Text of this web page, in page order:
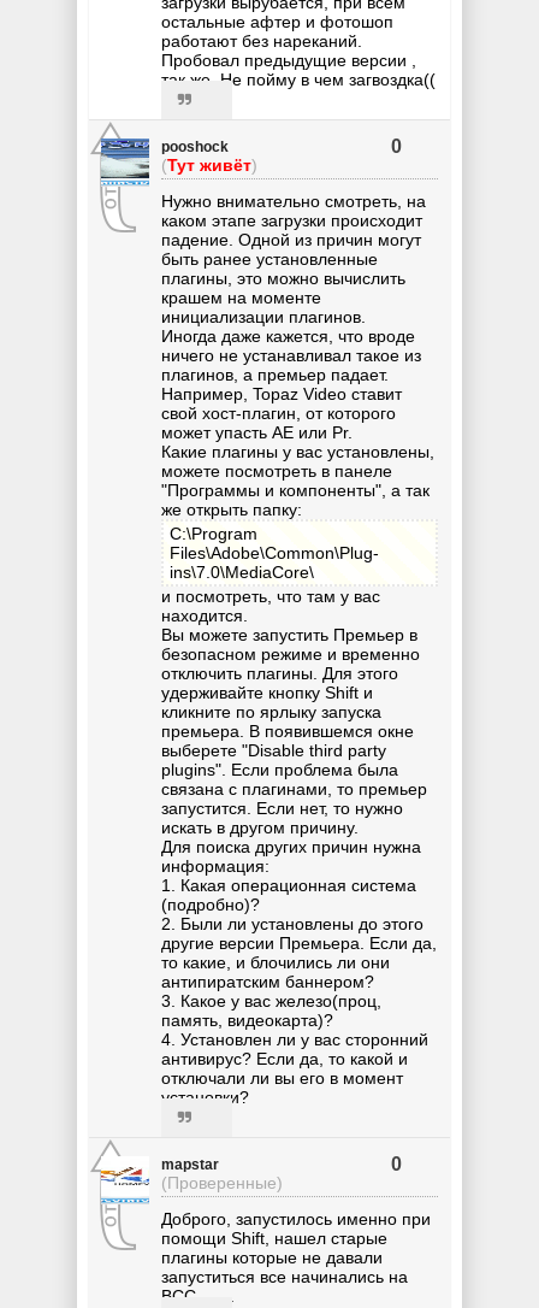
остальные афтер и фотошоп
работают без нареканий.
Пробовал предыдущие версии ,
так же. Не пойму в чем загвоздка((
pooshock
(Тут живёт)
0
Нужно внимательно смотреть, на
каком этапе загрузки происходит
падение. Одной из причин могут
быть ранее установленные
плагины, это можно вычислить
крашем на моменте
инициализации плагинов.
Иногда даже кажется, что вроде
ничего не устанавливал такое из
плагинов, а премьер падает.
Например, Topaz Video ставит
свой хост-плагин, от которого
может упасть AE или Pr.
Какие плагины у вас установлены,
можете посмотреть в панеле
"Программы и компоненты", а так
же открыть папку:
C:\Program
Files\Adobe\Common\Plug-
ins\7.0\MediaCore\
и посмотреть, что там у вас
находится.
Вы можете запустить Премьер в
безопасном режиме и временно
отключить плагины. Для этого
удерживайте кнопку Shift и
кликните по ярлыку запуска
премьера. В появившемся окне
выберете "Disable third party
plugins". Если проблема была
связана с плагинами, то премьер
запустится. Если нет, то нужно
искать в другом причину.
Для поиска других причин нужна
информация:
1. Какая операционная система
(подробно)?
2. Были ли установлены до этого
другие версии Премьера. Если да,
то какие, и блочились ли они
антипиратским баннером?
3. Какое у вас железо(проц,
память, видеокарта)?
4. Установлен ли у вас сторонний
антивирус? Если да, то какой и
отключали ли вы его в момент
установки?
mapstar
(Проверенные)
0
Доброго, запустилось именно при
помощи Shift, нашел старые
плагины которые не давали
запуститься все начинались на
BCC........